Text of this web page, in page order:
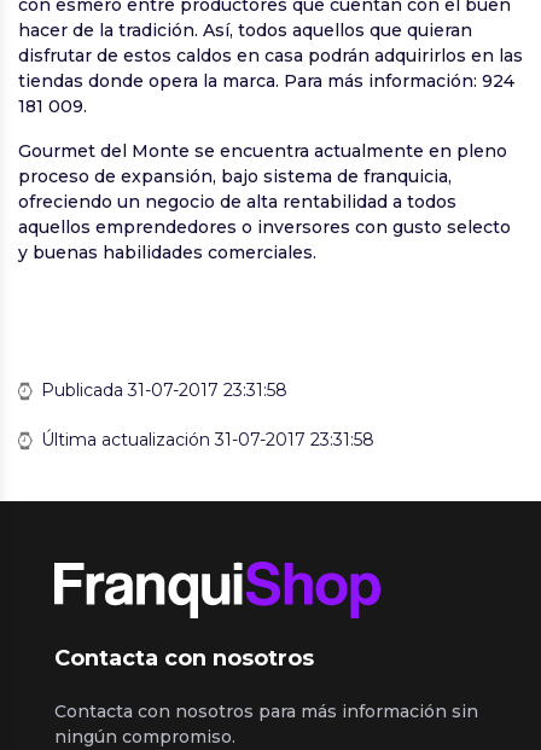
hacer de la tradición. Así, todos aquellos que quieran
disfrutar de estos caldos en casa podrán adquirirlos en las
tiendas donde opera la marca. Para más información: 924
181 009.
Gourmet del Monte se encuentra actualmente en pleno
proceso de expansión, bajo sistema de franquicia,
ofreciendo un negocio de alta rentabilidad a todos
aquellos emprendedores o inversores con gusto selecto
y buenas habilidades comerciales.
Publicada 31-07-2017 23:31:58
Última actualización 31-07-2017 23:31:58
Contacta con nosotros
Contacta con nosotros para más información sin
ningún compromiso.